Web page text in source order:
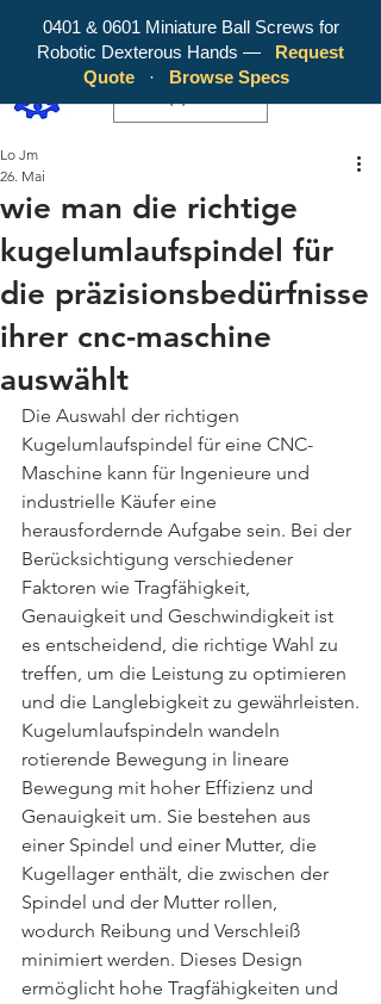
WY Precision Co., Limited - Your
Trusted Mini Ballscrew Manufacturer!
wie man die richtige
kugelumlaufspindel für
die präzisionsbedürfnisse
ihrer cnc-maschine
auswählt
Lo Jm
26. Mai
Die Auswahl der richtigen
Kugelumlaufspindel für eine CNC-
Maschine kann für Ingenieure und
industrielle Käufer eine
herausfordernde Aufgabe sein. Bei der
Berücksichtigung verschiedener
Faktoren wie Tragfähigkeit,
Genauigkeit und Geschwindigkeit ist
es entscheidend, die richtige Wahl zu
treffen, um die Leistung zu optimieren
und die Langlebigkeit zu gewährleisten.
Kugelumlaufspindeln wandeln
rotierende Bewegung in lineare
Bewegung mit hoher Effizienz und
Genauigkeit um. Sie bestehen aus
einer Spindel und einer Mutter, die
Kugellager enthält, die zwischen der
Spindel und der Mutter rollen,
wodurch Reibung und Verschleiß
minimiert werden. Dieses Design
ermöglicht hohe Tragfähigkeiten und
0401 & 0601 Miniature Ball Screws for
Robotic Dexterous Hands —
Request
Quote
· Browse Specs